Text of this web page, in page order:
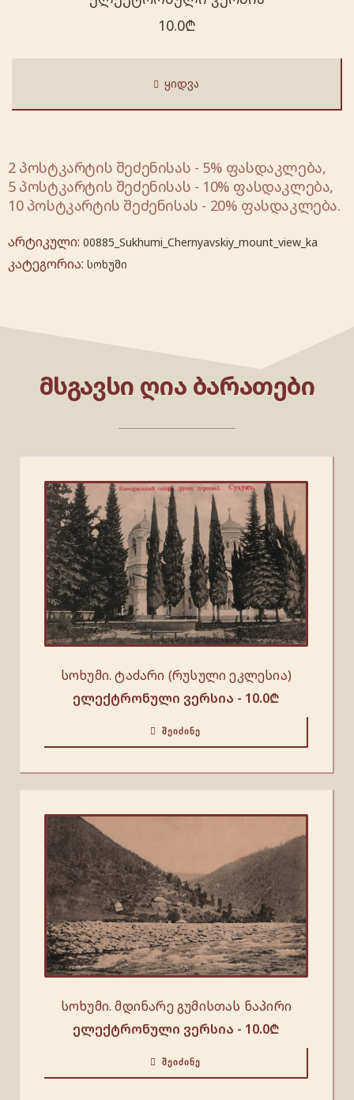
10.0₾
ᲧᲘᲓᲕᲐ
2 პოსტკარტის შეძენისას - 5% ფასდაკლება,
5 პოსტკარტის შეძენისას - 10% ფასდაკლება,
10 პოსტკარტის შეძენისას - 20% ფასდაკლება.
არტიკული: 00885_Sukhumi_Chernyavskiy_mount_view_ka
კატეგორია: სოხუმი
ᲛᲡᲒᲐᲕᲡᲘ ᲦᲘᲐ ᲑᲐᲠᲐᲗᲔᲑᲘ
სოხუმი. ტაძარი (რუსული ეკლესია)
ელექტრონული ვერსია - 10.0₾
ᲨᲔᲘᲫᲘᲜᲔ
სოხუმი. მდინარე გუმისთას ნაპირი
ელექტრონული ვერსია - 10.0₾
ᲨᲔᲘᲫᲘᲜᲔ